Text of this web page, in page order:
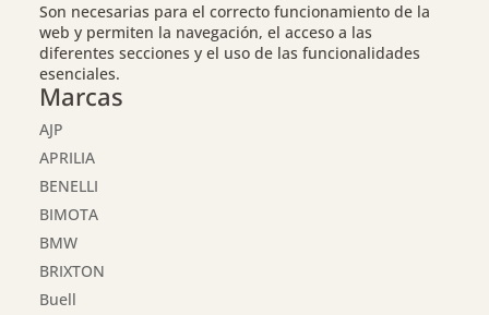
Son necesarias para el correcto funcionamiento de la
web y permiten la navegación, el acceso a las
diferentes secciones y el uso de las funcionalidades
esenciales.
Marcas
AJP
APRILIA
BENELLI
BIMOTA
BMW
BRIXTON
Buell